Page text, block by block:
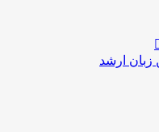
زبان ارشد